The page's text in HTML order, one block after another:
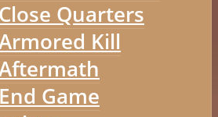
Close Quarters
Kill
End Game